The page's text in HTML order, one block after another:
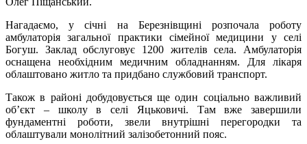
Нагадаємо, у січні на Березнівщині розпочала роботу
амбулаторія загальної практики сімейної медицини у селі
Богуш. Заклад обслуговує 1200 жителів села. Амбулаторія
оснащена необхідним медичним обладнанням. Для лікаря
облаштовано житло та придбано службовий транспорт.
Також в районі добудовується ще один соціально важливий
об’єкт – школу в селі Яцьковичі. Там вже завершили
фундаментні роботи, звели внутрішні перегородки та
облаштували монолітний залізобетонний пояс.